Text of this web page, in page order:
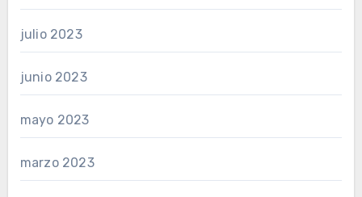
julio 2023
junio 2023
mayo 2023
marzo 2023